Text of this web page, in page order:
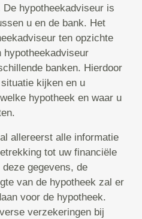
hypotheekadviseur is
u en de bank. Het
ten opzichte
hypotheekadviseur
banken. Hierdoor
kijken en u
hypotheek en waar u
allereerst alle informatie
tot uw financiële
gegevens, de
van de hypotheek zal er
voor de hypotheek.
verzekeringen bij